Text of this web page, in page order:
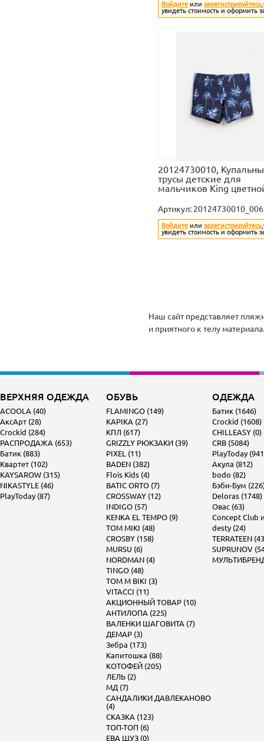
Войдите или зарегистрируйтесь
увидеть стоимость и оформить
20124730010,
трусы детские для
мальчиков King
Артикул:
Войдите или зарегистрируйтесь
увидеть стоимость и оформить
Наш сайт представляет
и приятного к телу
ВЕРХНЯЯ ОДЕЖДА
ACOOLA (40)
АксАрт (28)
Crockid (284)
РАСПРОДАЖА (653)
Батик (883)
Квартет (102)
KAYSAROW (315)
NIKASTYLE (46)
PlayToday (87)
ОБУВЬ
FLAMINGO (149)
KAPIKA (27)
КПЛ (617)
GRIZZLY РЮКЗАКИ (39)
PIXEL (11)
BADEN (382)
Flois Kids (4)
BATIC ORTO (7)
CROSSWAY (12)
INDIGO (57)
KENKA EL TEMPO (9)
TOM MIKI (48)
CROSBY (158)
MURSU (6)
NORDMAN (4)
TINGO (48)
TOM M BIKI (3)
VITACCI (11)
АКЦИОННЫЙ ТОВАР (10)
АНТИЛОПА (225)
ВАЛЕНКИ ШАГОВИТА (7)
ДЕМАР (3)
Зебра (173)
Капитошка (88)
КОТОФЕЙ (205)
ЛЕЛЬ (2)
МД (7)
САНДАЛИКИ ДАВЛЕКАНОВО
(4)
СКАЗКА (123)
ТОП-ТОП (6)
ЕВА ШУЗ (0)
ОДЕЖДА
Батик (1646)
Crockid (1608)
CHILLEASY (0)
CRB (5084)
PlayToday
Акула (812)
bodo (82)
Бэби-Бум
Deloras (1748)
Овас (63)
Concept Club
desty (24)
TERRATEEN
SUPRUNOV